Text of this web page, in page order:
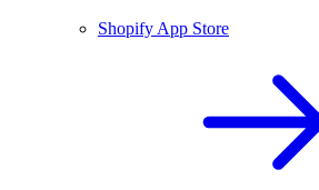
Shopify App Store